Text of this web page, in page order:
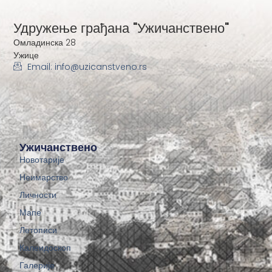
Ужичанствено
Новотарије
Неимарство
Личности
Мапе
Летописи
Калеидоскоп
Галерије
Удружење грађана "Ужичанствено"
Омладинска 28
Ужице
Email: info@uzicanstveno.rs